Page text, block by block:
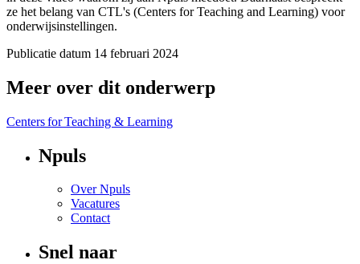
ze het belang van CTL's (Centers for Teaching and Learning) voor
onderwijsinstellingen.
Publicatie datum 14 februari 2024
Meer over dit onderwerp
Centers for Teaching & Learning
Npuls
Over Npuls
Vacatures
Contact
Snel naar